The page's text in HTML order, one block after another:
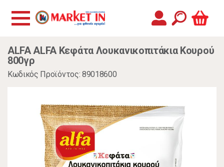
ALFA ALFA Κεφάτα Λουκανικοπιτάκια Κουρού
800γρ
Κωδικός Προϊόντος: 89018600